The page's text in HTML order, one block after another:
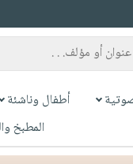
أطفال وناشئة
المطبخ